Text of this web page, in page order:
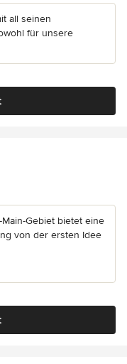
all seinen
für unsere
5 Sternen
Gebiet bietet eine
von der ersten Idee